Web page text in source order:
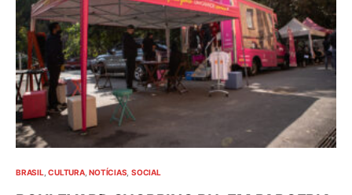
BRASIL CULTURA NOTÍCIAS SOCIAL